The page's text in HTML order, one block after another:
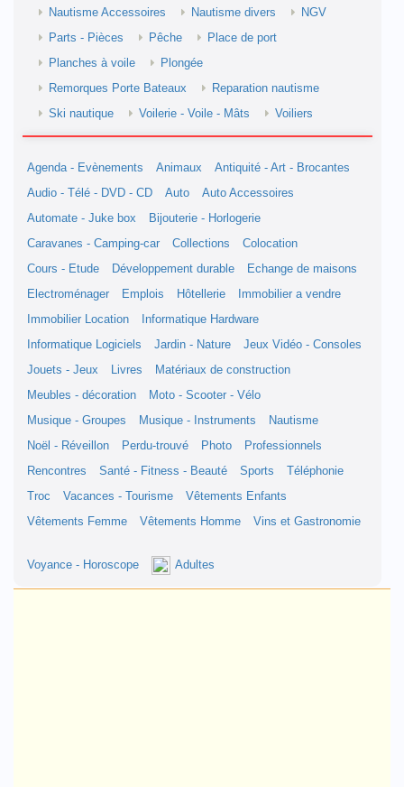
Nautisme Accessoires
Nautisme divers
NGV
Parts - Pièces
Pêche
Place de port
Planches à voile
Plongée
Remorques Porte Bateaux
Reparation nautisme
Ski nautique
Voilerie - Voile - Mâts Voiliers
Agenda - Evènements Animaux
Antiquité - Art - Brocantes
Audio - Télé - DVD - CD
Auto
Auto Accessoires
Automate - Juke box
Bijouterie - Horlogerie
Caravanes - Camping-car
Collections
Colocation
Cours - Etude
Développement durable
Echange de maisons
Electroménager
Emplois Hôtellerie
Immobilier a vendre
Immobilier Location
Informatique Hardware
Informatique Logiciels
Jardin - Nature
Jeux Vidéo - Consoles
Jouets - Jeux
Livres
Matériaux de construction
Meubles - décoration
Moto - Scooter - Vélo
Musique - Groupes
Musique - Instruments
Nautisme
Noël - Réveillon
Perdu-trouvé Photo
Professionnels
Rencontres
Santé - Fitness - Beauté Sports
Téléphonie
Troc
Vacances - Tourisme
Vêtements Enfants
Vêtements Femme
Vêtements Homme Vins et Gastronomie
Voyance - Horoscope Adultes